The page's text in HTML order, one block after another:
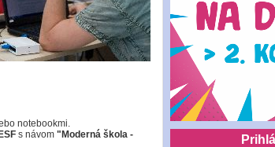
notebookmi.
ESF s návom "Moderná škola -